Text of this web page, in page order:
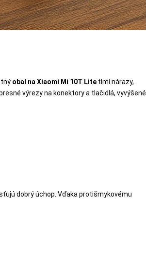
obal na Xiaomi Mi 10T Lite tlmí nárazy,
výrezy na konektory a tlačidlá, vyvýšené
dobrý úchop. Vďaka protišmykovému